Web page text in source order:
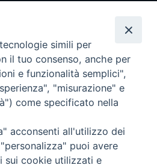
- Tutti i diritti riservati - Vita
simili per
il tuo consenso, anche per
e funzionalità semplici",
"misurazione" e
come specificato nella
acconsenti all'utilizzo dei
puoi avere
sui cookie utilizzati e